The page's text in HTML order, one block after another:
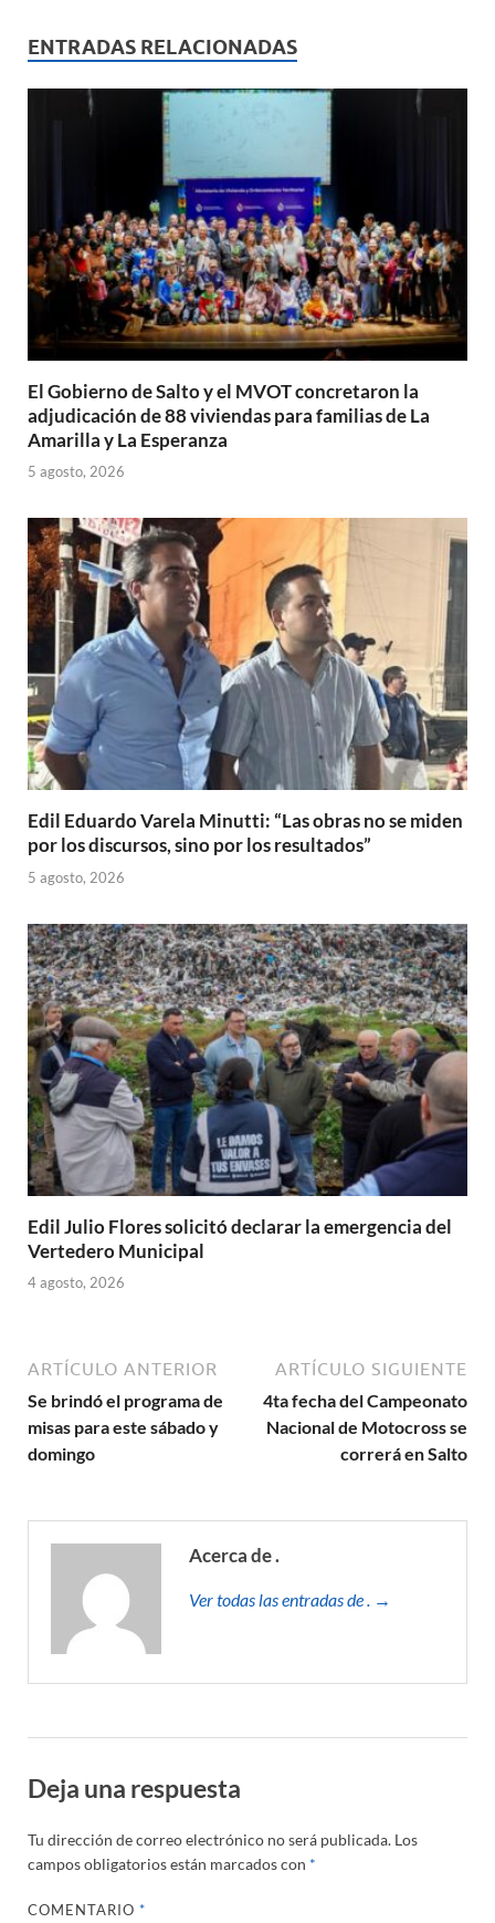
s
A
b
o
p
ar
ENTRADAS RELACIONADAS
El Gobierno de Salto y el MVOT concretaron la
adjudicación de 88 viviendas para familias de La
Amarilla y La Esperanza
5 agosto, 2026
Edil Eduardo Varela Minutti: “Las obras no se miden
por los discursos, sino por los resultados”
5 agosto, 2026
Edil Julio Flores solicitó declarar la emergencia del
Vertedero Municipal
4 agosto, 2026
ARTÍCULO ANTERIOR
Se brindó el programa de
misas para este sábado y
domingo
ARTÍCULO SIGUIENTE
4ta fecha del Campeonato
Nacional de Motocross se
correrá en Salto
Acerca de .
Ver todas las entradas de . →
Deja una respuesta
Tu dirección de correo electrónico no será publicada. Los
campos obligatorios están marcados con *
COMENTARIO*